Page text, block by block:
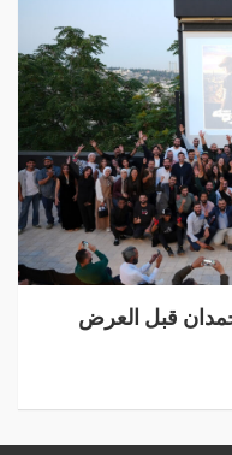
حمدان قبل العرض